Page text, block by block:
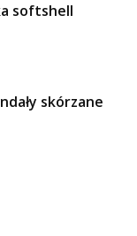
softshell
skórzane